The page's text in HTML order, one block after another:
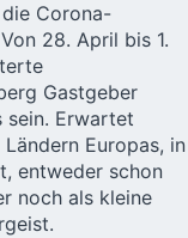
Corona-
28. April bis 1.
Gastgeber
sein. Erwartet
Europas, in
entweder schon
noch als kleine